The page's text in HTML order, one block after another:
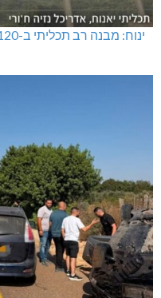
ינוח: מבנה רב תכליתי ב-120 מלש"ח